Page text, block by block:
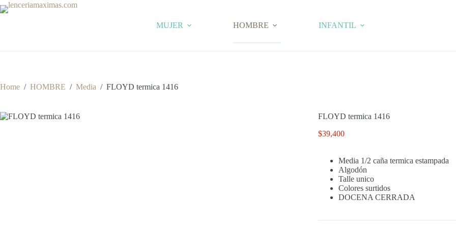
Skip
to
MUJER HOMBRE INFANTIL
Home / HOMBRE / Media / FLOYD termica 1416
FLOYD termica 1416
$39,400
Media 1/2 caña termica estampada
Algodón
Talle unico
Colores surtidos
DOCENA CERRADA